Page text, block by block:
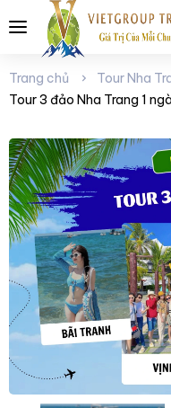
Trang chủ
Tour Nha
Tour 3 đảo Nha Trang 1